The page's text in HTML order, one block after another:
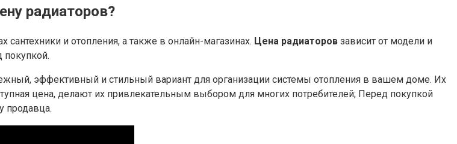
радиаторов?
и отопления, а также в онлайн-магазинах. Цена радиаторов зависит от модели и
покупкой.
эффективный и стильный вариант для организации системы отопления в вашем доме. Их
цена, делают их привлекательным выбором для многих потребителей; Перед покупкой
у продавца.